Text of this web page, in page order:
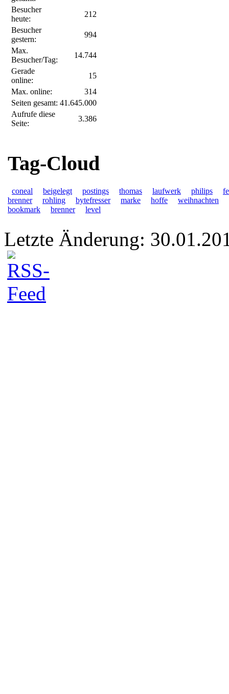
Besucher
heute:
212
Besucher
gestern:
994
Max.
Besucher/Tag:
14.744
Gerade
online:
15
Max. online:
314
Seiten gesamt: 41.645.000
Aufrufe diese
Seite:
3.386
Tag-Cloud
coneal beigelegt postings thomas laufwerk philips
brenner
rohling bytefresser marke hoffe
weihnachten
bookmark
brenner level
Letzte Änderung: